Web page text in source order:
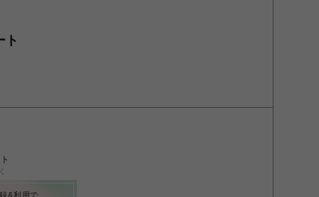
ト
&利用で